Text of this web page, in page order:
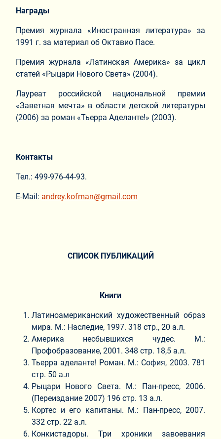
Награды
Премия журнала «Иностранная литература» за
1991 г. за материал об Октавио Пасе.
Премия журнала «Латинская Америка» за цикл
статей «Рыцари Нового Света» (2004).
Лауреат российской национальной премии
«Заветная мечта» в области детской литературы
(2006) за роман «Тьерра Аделанте!» (2003).
Контакты
Тел.: 499-976-44-93.
E-Mail: andrey.kofman@gmail.com
СПИСОК ПУБЛИКАЦИЙ
Книги
Латиноамериканский художественный образ
мира. М.: Наследие, 1997. 318 стр., 20 а.л.
Америка несбывшихся чудес. М.:
Профобразование, 2001. 348 стр. 18,5 а.л.
Тьерра аделанте! Роман. М.: София, 2003. 781
стр. 50 а.л
Рыцари Нового Света. М.: Пан-пресс, 2006.
(Переиздание 2007) 196 стр. 13 а.л.
Кортес и его капитаны. М.: Пан-пресс, 2007.
332 стр. 22 а.л.
Конкистадоры. Три хроники завоевания